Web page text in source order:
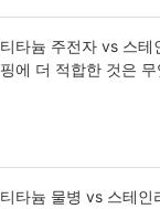
티타늄 주전자 vs 스테
핑에 더 적합한 것은
티타늄 물병 vs 스테인